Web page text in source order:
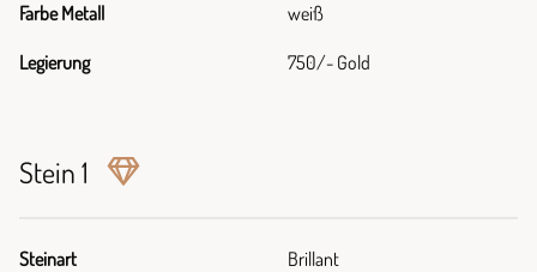
Farbe Metall weiß
Legierung 750/- Gold
Stein 1
Steinart Brillant